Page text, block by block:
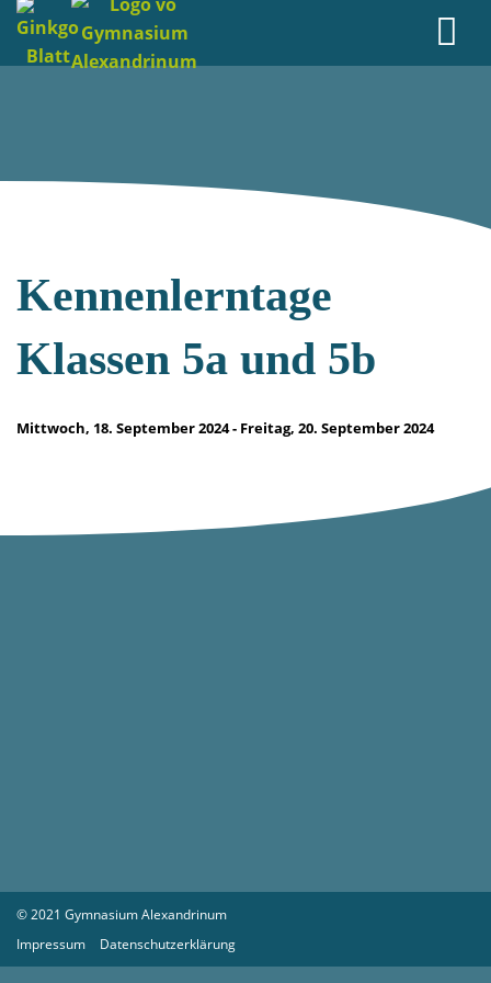
Kennenlerntage
Klassen 5a und 5b
Mittwoch, 18. September 2024 - Freitag, 20. September 2024
© 2021 Gymnasium Alexandrinum
Impressum
Datenschutzerklärung